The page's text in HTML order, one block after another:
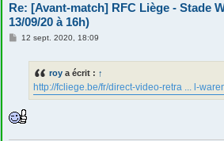
Re: [Avant-match] RFC Liège - Stade
13/09/20 à 16h)
M12 sept. 2020, 18:09
roy a écrit : ↑
http://fcliege.be/fr/direct-video-retra ... l-